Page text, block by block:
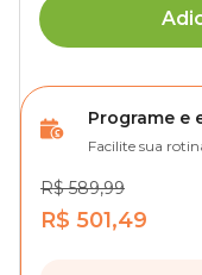
Programe e
Facilite sua
R$ 589,99
R$ 501,49